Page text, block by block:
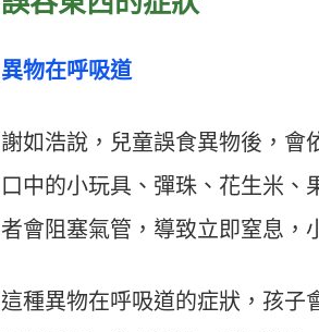
異物在呼吸道
謝如浩說，兒童誤食異物後，會
口中的小玩具、彈珠、花生米
者會阻塞氣管，導致立即窒息，
這種異物在呼吸道的症狀，孩子